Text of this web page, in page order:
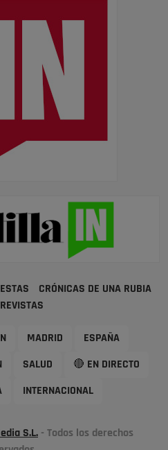
CRÓNICAS DE UNA RUBIA
MADRID ESPAÑA
SALUD 🔴 EN DIRECTO
INTERNACIONAL
S.L. - Todos los derechos